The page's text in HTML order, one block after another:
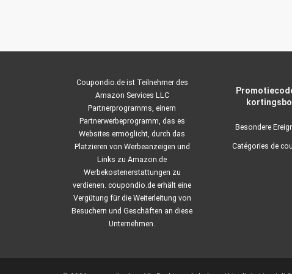
Coupondio.de ist Teilnehmer des
Amazon Services LLC
Partnerprogramms, einem
Partnerwerbeprogramm, das es
Websites ermöglicht, durch das
Platzieren von Werbeanzeigen und
Links zu Amazon.de
Werbekostenerstattungen zu
verdienen. coupondio.de erhält eine
Vergütung für die Weiterleitung von
Besuchern und Geschäften an diese
Unternehmen.
Besondere
Catégories de